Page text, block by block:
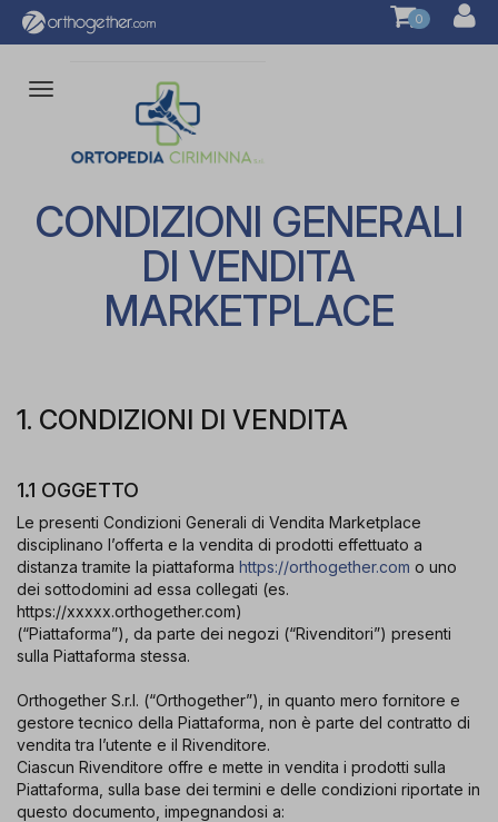
0
Attiva/disattiva
CONDIZIONI GENERALI
DI VENDITA
MARKETPLACE
1. CONDIZIONI DI VENDITA
1.1 OGGETTO
Le presenti Condizioni Generali di Vendita Marketplace
disciplinano l’offerta e la vendita di prodotti effettuato a
distanza tramite la piattaforma https://orthogether.com o uno
dei sottodomini ad essa collegati (es.
https://xxxxx.orthogether.com)
(“Piattaforma”), da parte dei negozi (“Rivenditori”) presenti
sulla Piattaforma stessa.
Orthogether S.r.l. (“Orthogether”), in quanto mero fornitore e
gestore tecnico della Piattaforma, non è parte del contratto di
vendita tra l’utente e il Rivenditore.
Ciascun Rivenditore offre e mette in vendita i prodotti sulla
Piattaforma, sulla base dei termini e delle condizioni riportate in
questo documento, impegnandosi a: